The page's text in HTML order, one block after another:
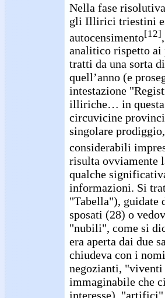
Nella fase
gli Illirici triestini
autocensimento[12]
analitico rispetto ai
tratti da una sorta
quell’anno (e
intestazione
illiriche… in questa
circuvicine
singolare
considerabili
risulta ovviamente
qualche
informazioni. Si
"Tabella"), guidate
sposati (28) o
"nubili", come si
era aperta dai due
chiudeva con i
negozianti,
immaginabile che
interesse), "artifici"